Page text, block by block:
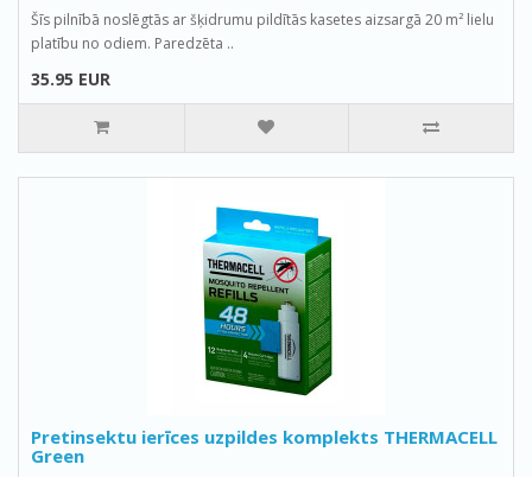
Šīs pilnībā noslēgtās ar šķidrumu pildītās kasetes aizsargā 20 m² lielu
platību no odiem. Paredzēta ..
35.95 EUR
Pretinsektu ierīces uzpildes komplekts THERMACELL
Green